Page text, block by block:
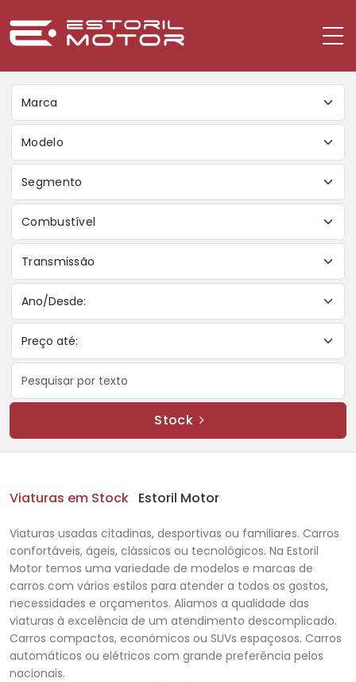
Marca
Modelo
Segmento
Combustível
Transmissão
Stock
Viaturas em Stock Estoril Motor
Viaturas usadas citadinas, desportivas ou familiares. Carros
confortáveis, ágeis, clássicos ou tecnológicos. Na Estoril
Motor temos uma variedade de modelos e marcas de
carros com vários estilos para atender a todos os gostos,
necessidades e orçamentos. Aliamos a qualidade das
viaturas à excelência de um atendimento descomplicado.
Carros compactos, económicos ou SUVs espaçosos. Carros
automáticos ou elétricos com grande preferência pelos
nacionais.